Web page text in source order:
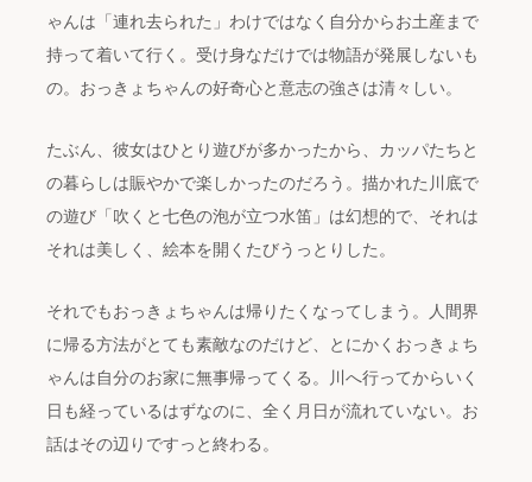
ゃんは「連れ去られた」わけではなく自分からお土産まで
持って着いて行く。受け身なだけでは物語が発展しないも
の。おっきょちゃんの好奇心と意志の強さは清々しい。
たぶん、彼女はひとり遊びが多かったから、カッパたちと
の暮らしは賑やかで楽しかったのだろう。描かれた川底で
の遊び「吹くと七色の泡が立つ水笛」は幻想的で、それは
それは美しく、絵本を開くたびうっとりした。
それでもおっきょちゃんは帰りたくなってしまう。人間界
に帰る方法がとても素敵なのだけど、とにかくおっきょち
ゃんは自分のお家に無事帰ってくる。川へ行ってからいく
日も経っているはずなのに、全く月日が流れていない。お
話はその辺りですっと終わる。